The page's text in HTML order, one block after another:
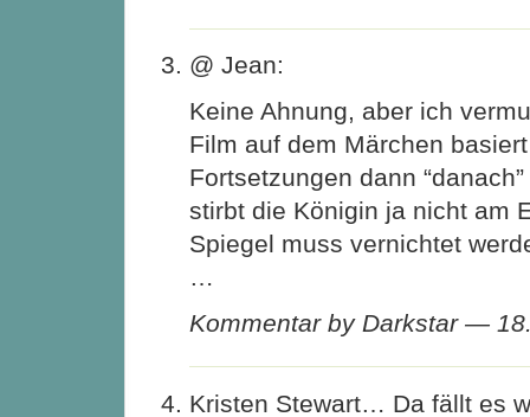
@ Jean:
Keine Ahnung, aber ich
Film auf dem Märchen
Fortsetzungen dann
stirbt die Königin ja nicht am
Spiegel muss vernichtet
…
Kommentar by Darkstar —
Kristen Stewart… Da fällt es